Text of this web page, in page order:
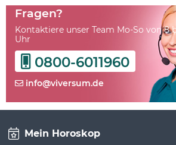
Fragen?
Kontaktiere unser Team Mo-So von 8
Uhr
0800-6011960
info@viversum.de
Mein Horoskop